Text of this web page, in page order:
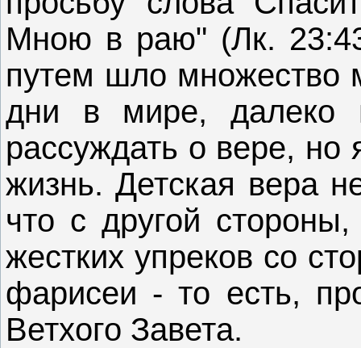
Мною в раю" (Лк.
путем шло множество
дни в мире, далеко
рассуждать о вере,
жизнь. Детская вера
что с другой
жестких упреков со
фарисеи - то есть,
Ветхого Завета.